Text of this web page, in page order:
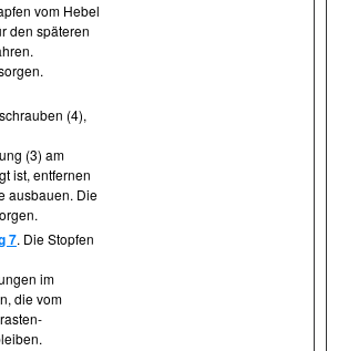
vom Hebel
den späteren
(4),
(3) am
ist, entfernen
ausbauen. Die
7. Die Stopfen
im
die vom